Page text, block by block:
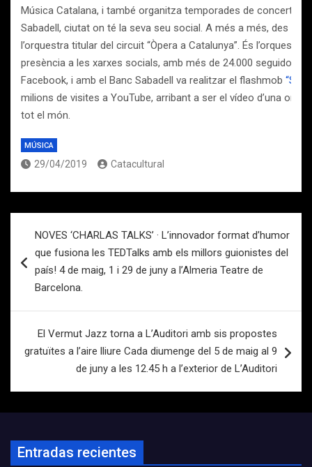
Música Catalana, i també organitza temporades de concerts
Sabadell, ciutat on té la seva seu social. A més a més, des de
l’orquestra titular del circuit “Òpera a Catalunya”. És
presència a les xarxes socials, amb més de 24.000 seguidors
Facebook, i amb el Banc Sabadell va realitzar el flashmob
milions de visites a YouTube, arribant a ser el vídeo d’una
tot el món.
MÚSICA
29/04/2019 Catacultural
entradas
NOVES ‘CHARLAS TALKS’ · L’innovador format d’humor
que fusiona les TEDTalks amb els millors guionistes del
país! 4 de maig, 1 i 29 de juny a l’Almeria Teatre de
Barcelona.
El Vermut Jazz torna a L’Auditori amb sis propostes
gratuïtes a l’aire lliure Cada diumenge del 5 de maig al 9
de juny a les 12.45 h a l’exterior de L’Auditori
Entradas recientes